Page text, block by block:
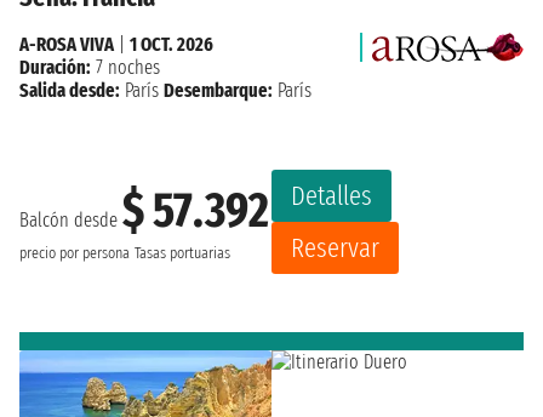
Balcón desde $ 57.392
precio por persona Tasas portuarias
Detalles
Reservar
A-ROSA VIVA| 1 OCT. 2026
Duración: 7 noches
Salida desde: París Desembarque: París